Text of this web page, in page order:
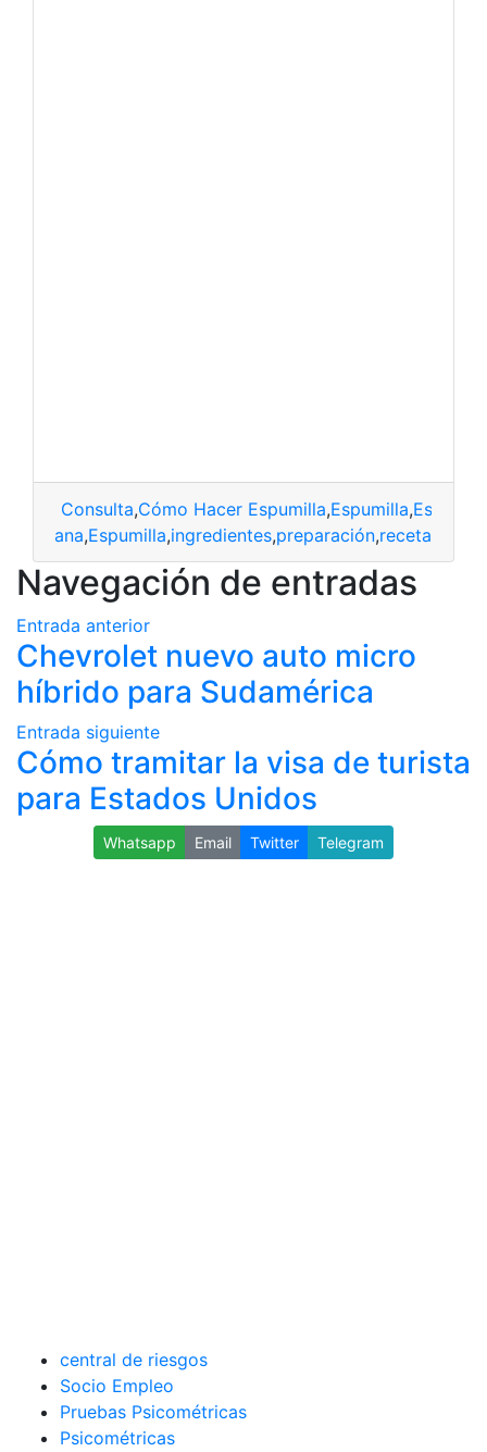
Consulta,Cómo Hacer Espumilla,Espumilla,
,Espumilla,ingredientes,preparación,receta
Navegación de entradas
Entrada anterior
Chevrolet nuevo auto micro
híbrido para Sudamérica
Entrada siguiente
Cómo tramitar la visa de turista
para Estados Unidos
Whatsapp Email Twitter Telegram
central de riesgos
Socio Empleo
Pruebas Psicométricas
Psicométricas